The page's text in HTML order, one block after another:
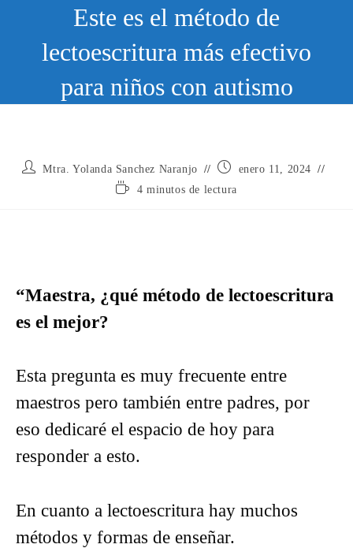
contenido
Este es el método de
lectoescritura más efectivo
para niños con autismo
AutorMtra. Yolanda Sanchez Naranjo
Publicación
la
enero 11, 2024
Tiempo4 minutos de lectura
“Maestra, ¿qué método de lectoescritura
es el mejor?
Esta pregunta es muy frecuente entre
maestros pero también entre padres, por
eso dedicaré el espacio de hoy para
responder a esto.
En cuanto a lectoescritura hay muchos
métodos y formas de enseñar.